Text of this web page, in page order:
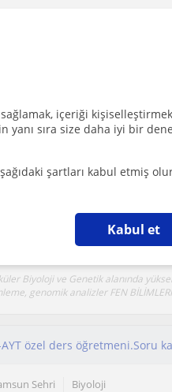
içeriği
yanı sıra size daha iyi bir
şartları kabul etmiş
Kabul et
seninle iletişime geçmesini
YKS öğrencileriyle sınav
Sehri Biyoloji
Biyoloji ve Genetik alanında
genomik analizler FEN
AYT özel ders öğretmeni.Soru
Sehri Biyoloji